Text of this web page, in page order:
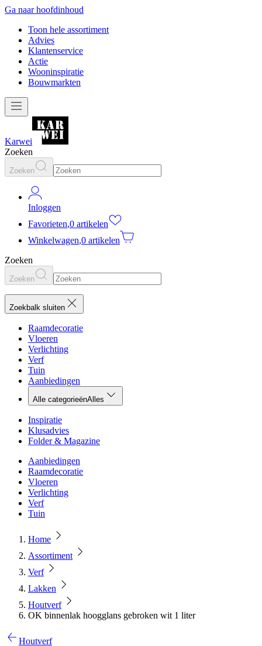
Ga naar hoofdinhoud
Toon hele assortiment
Advies
Klantenservice
Actie
Wooninspiratie
Bouwmarkten
Karwei
Zoeken
Zoeken
Inloggen
Favorieten,0 artikelen
Winkelwagen,0 artikelen
Zoeken
Zoeken
Zoekbalk sluiten
Raamdecoratie
Vloeren
Verlichting
Verf
Tuin
Aanbiedingen
Alle categorieënAlles
Inspiratie
Klusadvies
Folder & Magazine
Aanbiedingen
Raamdecoratie
Vloeren
Verlichting
Verf
Tuin
Home
Assortiment
Verf
Lakken
Houtverf
OK binnenlak hoogglans gebroken wit 1 liter
Houtverf